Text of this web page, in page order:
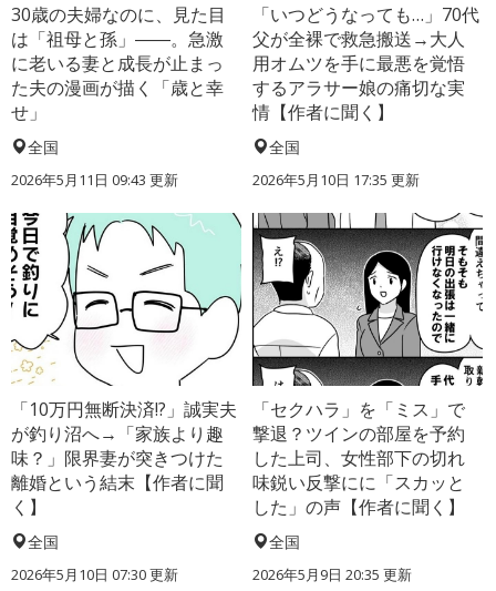
30歳の夫婦なのに、見た目
は「祖母と孫」――。急激
に老いる妻と成長が止まっ
た夫の漫画が描く「歳と幸
せ」
全国
2026年5月11日 09:43 更新
「いつどうなっても…」70代
父が全裸で救急搬送→大人
用オムツを手に最悪を覚悟
するアラサー娘の痛切な実
情【作者に聞く】
全国
2026年5月10日 17:35 更新
「10万円無断決済!?」誠実夫
が釣り沼へ→「家族より趣
味？」限界妻が突きつけた
離婚という結末【作者に聞
く】
全国
2026年5月10日 07:30 更新
「セクハラ」を「ミス」で
撃退？ツインの部屋を予約
した上司、女性部下の切れ
味鋭い反撃にに「スカッと
した」の声【作者に聞く】
全国
2026年5月9日 20:35 更新